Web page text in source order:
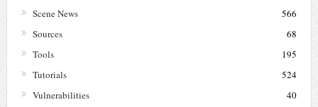
Scene News
566
Sources
68
Tools
195
Tutorials
524
Vulnerabilities
40